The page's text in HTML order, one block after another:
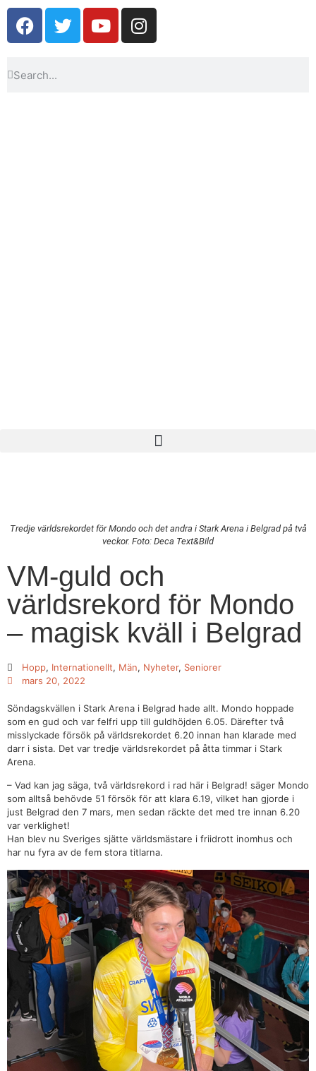
Tredje världsrekordet för Mondo och det andra i Stark Arena i Belgrad på två
veckor. Foto: Deca Text&Bild
VM-guld och
världsrekord för Mondo
– magisk kväll i Belgrad
Hopp, Internationellt, Män, Nyheter, Seniorer
mars 20, 2022
Söndagskvällen i Stark Arena i Belgrad hade allt. Mondo hoppade
som en gud och var felfri upp till guldhöjden 6.05. Därefter två
misslyckade försök på världsrekordet 6.20 innan han klarade med
darr i sista. Det var tredje världsrekordet på åtta timmar i Stark
Arena.
– Vad kan jag säga, två världsrekord i rad här i Belgrad! säger Mondo
som alltså behövde 51 försök för att klara 6.19, vilket han gjorde i
just Belgrad den 7 mars, men sedan räckte det med tre innan 6.20
var verklighet!
Han blev nu Sveriges sjätte världsmästare i friidrott inomhus och
har nu fyra av de fem stora titlarna.